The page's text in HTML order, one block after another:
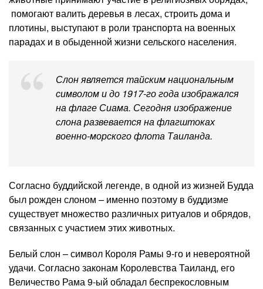
помогают валить деревья в лесах, строить дома и
плотины, выступают в роли транспорта на военных
парадах и в обыденной жизни сельского населения.
Слон является тайским национальным
символом и до 1917-го года изображался
на флаге Сиама. Сегодня изображение
слона развевается на флагштоках
военно-морского флота Таиланда.
Согласно буддийской легенде, в одной из жизней Будда
был рожден слоном – именно поэтому в буддизме
существует множество различных ритуалов и обрядов,
связанных с участием этих животных.
Белый слон – символ Короля Рамы 9-го и невероятной
удачи. Согласно законам Королевства Таиланд, его
Величество Рама 9-ый обладал беспрекословным